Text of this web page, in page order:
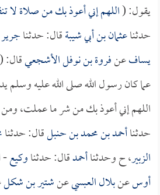
يقول: (اللهم إني أعوذ بك من صلاة لا
حدثناعثمان بن أبي شيبةقال: حدثناجرير
يسافعنفروة بن نوفل الأشجعيقال: (
عما كان رسول الله صلى الله عليه
اللهم إني أعوذ بك من شر ما عملت،
حدثناأحمد بن محمد بن حنبلقال: حدثنا
الزبير، ح وحدثناأحمدقال: حدثناوكيع-
أوسعنبلال العبسيعنشتير بن شكل